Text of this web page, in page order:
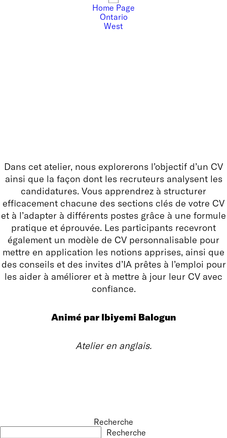
Home Page
Ontario
West
Dans cet atelier, nous explorerons l’objectif d’un CV
ainsi que la façon dont les recruteurs analysent les
candidatures. Vous apprendrez à structurer
efficacement chacune des sections clés de votre CV
et à l’adapter à différents postes grâce à une formule
pratique et éprouvée. Les participants recevront
également un modèle de CV personnalisable pour
mettre en application les notions apprises, ainsi que
des conseils et des invites d’IA prêtes à l’emploi pour
les aider à améliorer et à mettre à jour leur CV avec
confiance.
Animé par Ibiyemi Balogun
Atelier en anglais.
Recherche
Recherche